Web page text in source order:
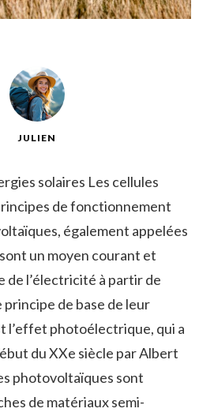
JULIEN
solaires Les cellules
de fonctionnement
également appelées
un moyen courant et
de l’électricité à partir de
principe de base de leur
l’effet photoélectrique, qui a
du XXe siècle par Albert
photovoltaïques sont
de matériaux semi-